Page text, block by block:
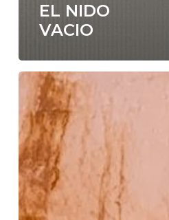
EL NIDO
VACIO
LAS
HUELLAS
DEL
CRIMEN